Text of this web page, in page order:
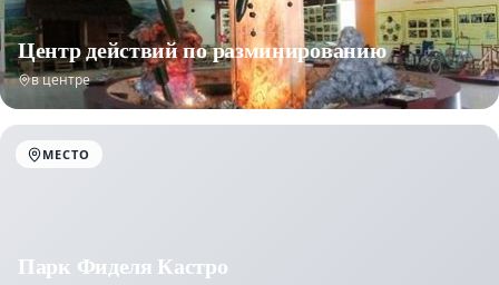
Центр действий по разминированию
в центре
МЕСТО
Парк Фиделя Кастро